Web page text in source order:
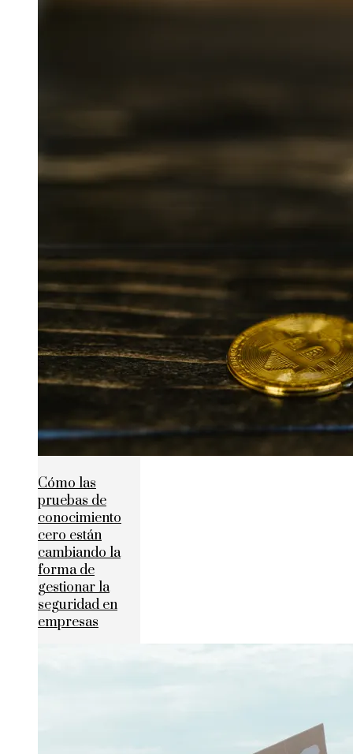
Cómo las
pruebas de
conocimiento
cero están
cambiando la
forma de
gestionar la
seguridad en
empresas